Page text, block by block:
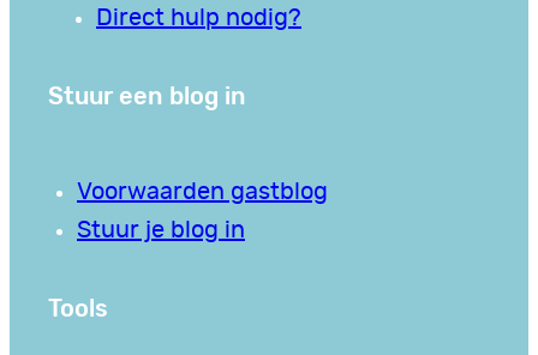
Direct hulp nodig?
Stuur een blog in
Voorwaarden gastblog
Stuur je blog in
Tools